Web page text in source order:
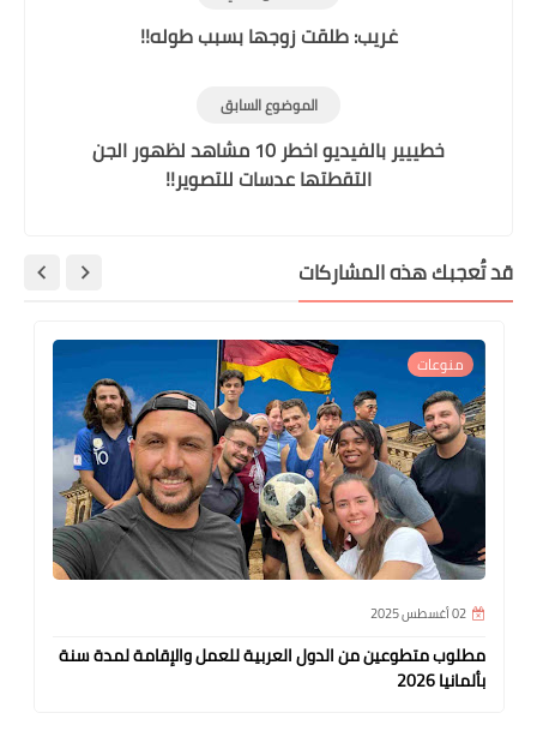
غريب: طلقت زوجها بسبب طوله!!
الموضوع السابق
خطييير بالفيديو اخطر 10 مشاهد لظهور الجن
التقطتها عدسات للتصوير!!
هذه المشاركات
منوعات
مطلوب متطوعين من الدول العربية للعمل والإقامة لمدة سنة
بألمانيا 2026